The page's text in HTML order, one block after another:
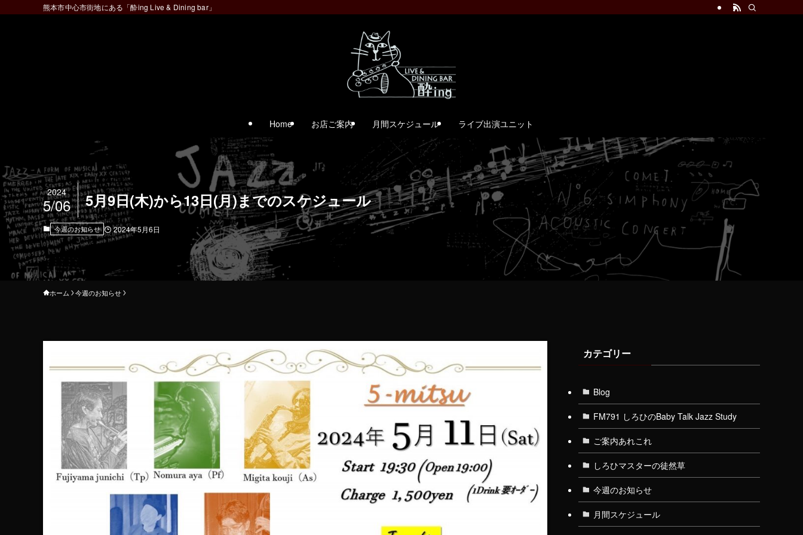
熊本市中心市街地にある「酔ing Live & Dining bar」
Home お店ご案内 月間スケジュール ライブ出演ユニット
5月9日(木)から13日(月)までのスケジュール
2024
5/06
今週のお知らせ 2024年5月6日
ホーム 今週のお知らせ
カテゴリー
Blog
FM791 しろひのBaby Talk Jazz Study
ご案内あれこれ
しろひマスターの徒然草
今週のお知らせ
月間スケジュール